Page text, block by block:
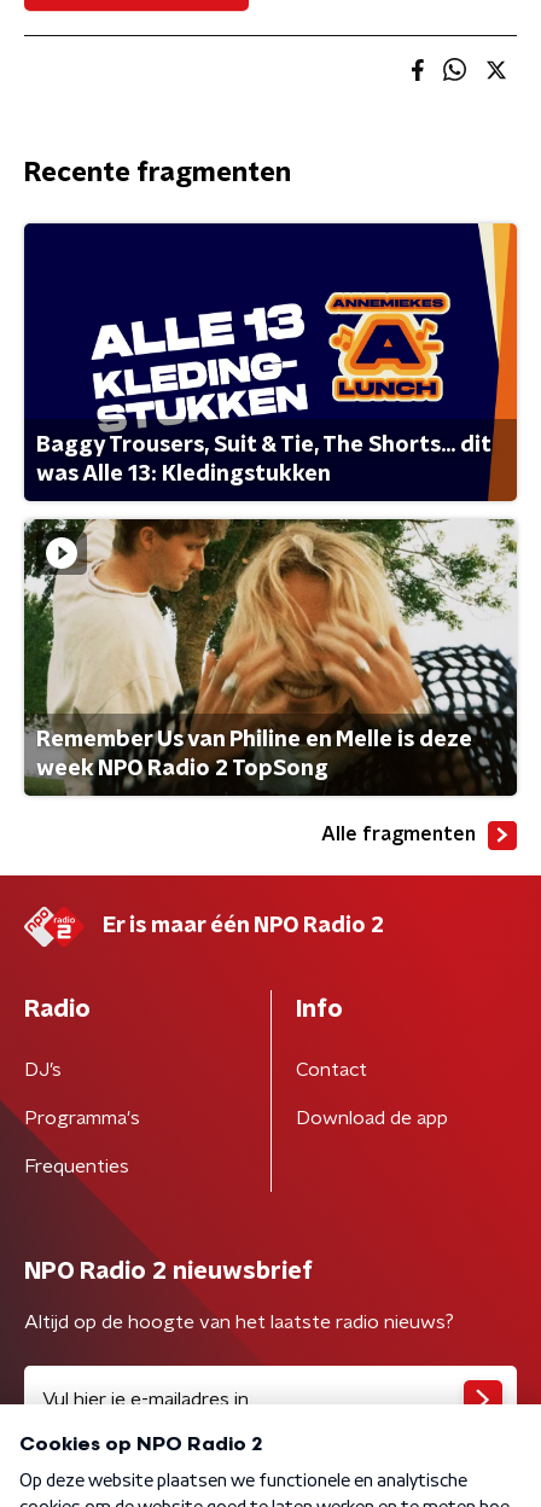
Recente fragmenten
Baggy Trousers, Suit & Tie, The Shorts... dit
was Alle 13: Kledingstukken
Remember Us van Philine en Melle is deze
week NPO Radio 2 TopSong
Alle fragmenten
Er is maar één NPO Radio 2
Radio
DJ’s
Programma's
Frequenties
Info
Contact
Download de app
NPO Radio 2 nieuwsbrief
Altijd op de hoogte van het laatste radio nieuws?